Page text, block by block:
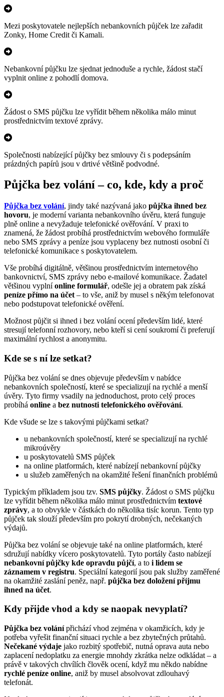
Mezi poskytovatele nejlepších nebankovních půjček lze zařadit
Zonky, Home Credit či Kamali.
Nebankovní půjčku lze sjednat jednoduše a rychle, žádost stačí
vyplnit online z pohodlí domova.
Žádost o SMS půjčku lze vyřídit během několika málo minut
prostřednictvím textové zprávy.
Společnosti nabízející půjčky bez smlouvy či s podepsáním
prázdných papírů jsou v drtivé většině podvodné.
Půjčka bez volání – co, kde, kdy a proč
Půjčka bez volání, jindy také nazývaná jako půjčka ihned bez
hovoru, je moderní varianta nebankovního úvěru, která funguje
plně online a nevyžaduje telefonické ověřování. V praxi to
znamená, že žádost probíhá prostřednictvím webového formuláře
nebo SMS zprávy a peníze jsou vyplaceny bez nutnosti osobní či
telefonické komunikace s poskytovatelem.
Vše probíhá digitálně, většinou prostřednictvím internetového
bankovnictví, SMS zprávy nebo e-mailové komunikace. Žadatel
většinou vyplníonline formulář, odešle jej a obratem pak získá
peníze přímo na účet – to vše, aniž by musel s někým telefonovat
nebo podstupovat telefonické ověření.
Možnost půjčit si ihned i bez volání ocení především lidé, které
stresují telefonní rozhovory, nebo kteří si cení soukromí či preferují
maximální rychlost a anonymitu.
Kde se s ní lze setkat?
Půjčka bez volání se dnes objevuje především v nabídce
nebankovních společností, které se specializují na rychlé a menší
úvěry. Tyto firmy vsadily na jednoduchost, proto celý proces
probíhá online a bez nutnosti telefonického ověřování.
Kde všude se lze s takovými půjčkami setkat?
u nebankovních společností, které se specializují na rychlé
mikroúvěry
u poskytovatelů SMS půjček
na online platformách, které nabízejí nebankovní půjčky
u služeb zaměřených na okamžité řešení finančních problémů
Typickým příkladem jsou tzv. SMS půjčky. Žádost o SMS půjčku
lze vyřídit během několika málo minut prostřednictvím textové
zprávy, a to obvykle v částkách do několika tisíc korun. Tento typ
půjček tak slouží především pro pokrytí drobných, nečekaných
výdajů.
Půjčka bez volání se objevuje také na online platformách, které
sdružují nabídky vícero poskytovatelů. Tyto portály často nabízejí
nebankovní půjčky kde opravdu půjčí, a to i lidem se
záznamem v registru. Speciální kategorií jsou pak služby zaměřené
na okamžité zaslání peněz, např. půjčka bez doložení příjmu
ihned na účet.
Kdy přijde vhod a kdy se naopak nevyplatí?
Půjčka bez volánípřichází vhod zejména v okamžicích, kdy je
potřeba vyřešit finanční situaci rychle a bez zbytečných průtahů.
Nečekané výdaje jako rozbitý spotřebič, nutná oprava auta nebo
zaplacení nedoplatku za energie mnohdy zkrátka nelze odkládat – a
právě v takových chvílích člověk ocení, když mu někdo nabídne
rychlé peníze online, aniž by musel absolvovat zdlouhavý
telefonát.